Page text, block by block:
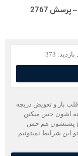
تعویض دریچه
حس میکنن
هم حس
نمیتونیم